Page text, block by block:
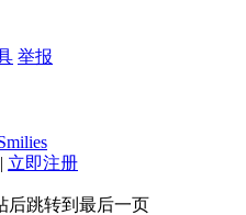
举报
| 立即注册
后跳转到最后一页